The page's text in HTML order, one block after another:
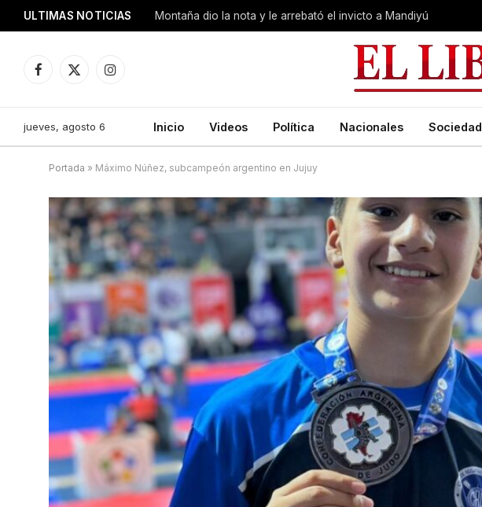
ULTIMAS NOTICIAS Montaña dio la nota y le arrebató el invicto a Mandiyú
Facebook
X
Instagram
jueves, agosto 6 Inicio Videos Política Nacionales Sociedad
Portada » Máximo Núñez, subcampeón argentino en Jujuy